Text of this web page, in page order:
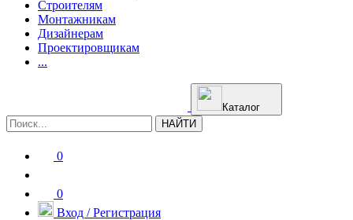
Строителям
Монтажникам
Дизайнерам
Проектировщикам
...
Каталог
НАЙТИ
0
0
Вход / Регистрация